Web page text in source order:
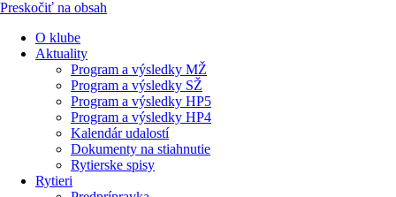
Preskočiť na obsah
O klube
Aktuality
Program a výsledky MŽ
Program a výsledky SŽ
Program a výsledky HP5
Program a výsledky HP4
Kalendár udalostí
Dokumenty na stiahnutie
Rytierske spisy
Rytieri